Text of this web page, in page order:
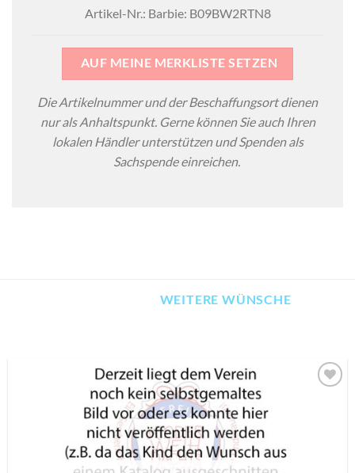
Artikel-Nr.: Barbie: B09BW2RTN8
AUF MEINE MERKLISTE SETZEN
Die Artikelnummer und der Beschaffungsort dienen
nur als Anhaltspunkt. Gerne können Sie auch Ihren
lokalen Händler unterstützen und Spenden als
Sachspende einreichen.
WEITERE WÜNSCHE